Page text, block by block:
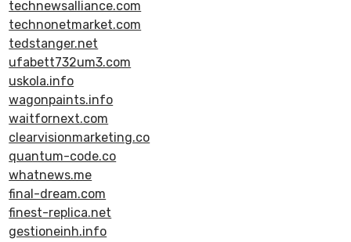
technewsalliance.com
technonetmarket.com
tedstanger.net
ufabett732um3.com
uskola.info
wagonpaints.info
waitfornext.com
clearvisionmarketing.co
quantum-code.co
whatnews.me
final-dream.com
finest-replica.net
gestioneinh.info